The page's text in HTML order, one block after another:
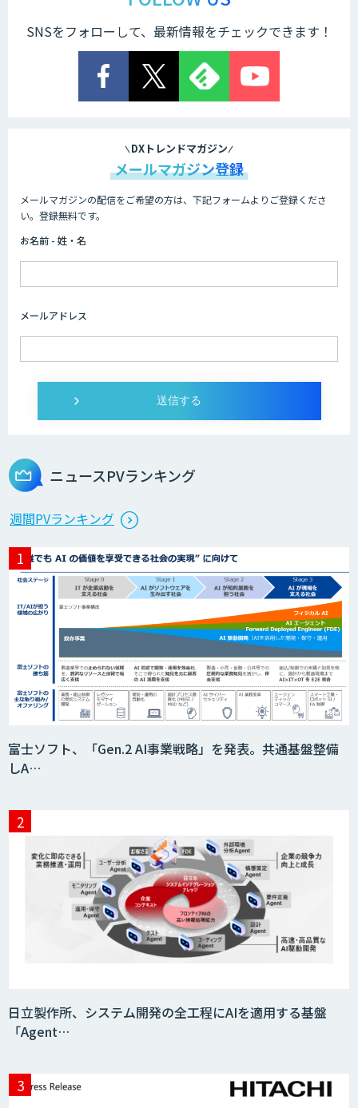
Cogent AI Cabinet
imprai ezKotae
ログミーツ powered by GPT-4
生成AI活用 1day ブートキャンプ
データ分析エージェント
「AI課題の⽬利き」コンサルティングサ
ービス
タ収集・作成
JOINT AI Flow byGMO
SNSをフォローして、最新情報をチェックできます！
DXトレンドマガジン
メールマガジン登録
メールマガジンの配信をご希望の方は、下記フォームよりご登録くださ
い。登録無料です。
お名前 - 姓・名
メールアドレス
ニュースPVランキング
週間PVランキング
富士ソフト、「Gen.2 AI事業戦略」を発表。共通基盤整備
しA…
日立製作所、システム開発の全工程にAIを適用する基盤
「Agent…